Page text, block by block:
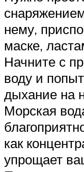
нему,
маске,
Начните с
воду и
дыхание на
Морская
как
упрощает